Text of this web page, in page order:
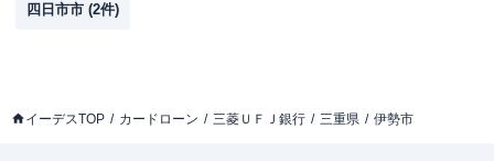
四日市市 (2件)
イーデスTOP カードローン 三菱ＵＦＪ銀行 三重県 伊勢市